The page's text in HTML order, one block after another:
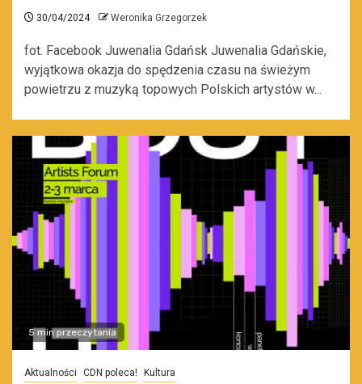
30/04/2024 Weronika Grzegorzek
fot. Facebook Juwenalia Gdańsk Juwenalia Gdańskie,
wyjątkowa okazja do spędzenia czasu na świeżym
powietrzu z muzyką topowych Polskich artystów w...
5 min przeczytania
Aktualności CDN poleca! Kultura